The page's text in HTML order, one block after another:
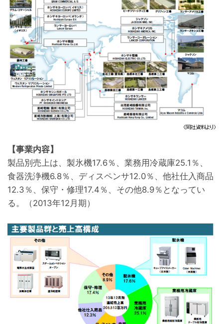
【事業内容】
製品別売上は、製氷機17.6％、業務用冷蔵庫25.1％、
食器洗浄機6.8％、ディスペンサ12.0％、他社仕入商品
12.3％、保守・修理17.4％、その他8.9％となってい
る。（2013年12月期）